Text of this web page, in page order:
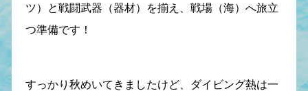
ツ）と戦闘武器（器材）を揃え、戦場（海）へ旅立
つ準備です！
すっかり秋めいてきましたけど、ダイビング熱は一